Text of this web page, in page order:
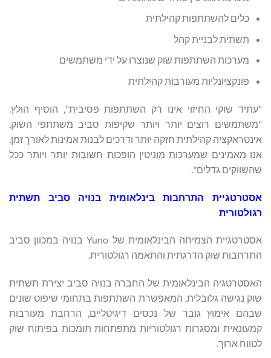
כלים להשתתפות קהילתית
תשתית לבניית קהל
מערכות השתתפות שוק שנוצרו על ידי משתמשים
פונקציונליות מעורבות קהילתית
"עתיד שוקי החיזוי אינו רק השתתפות פסיבית", הוסיף הולץ.
"משתמשים רוצים יותר ויותר שקיפות סביב משתתפי השוק,
אינטראקציה קהילתית חזקה יותר ודרכים לבנות אמינות לאורך זמן.
אנו מאמינים שמערכות מוניטין הופכות חשובות יותר ויותר ככל
שהשווקים גדלים".
אסטרטגיית התרחבות בינלאומית בנויה סביב תשתית
רגולטורית
אסטרטגיית הצמיחה הבינלאומית של Yuno בנויה במכוון סביב
התרחבות שוק הדרגתית והתאמה רגולטורית.
האסטרטגיה הבינלאומית של החברה בנויה סביב יצירת תשתית
שוק נגישה גלובלית, המאפשרת השתתפות בתחומי שיפוט שונים
שבהם אימוץ גובר של נכסים דיגיטליים, הרחבת מעורבות
קמעונאית ומסגרות רגולטוריות מתפתחות תומכות בפיתוח שוק
לטווח ארוך.